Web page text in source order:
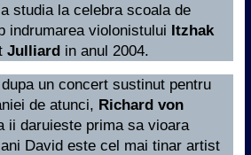
studia la celebra scoala de
indrumarea violonistului Itzhak
Julliardin anul 2004.
un concert sustinut pentru
de atunci, Richard von
ii daruieste prima sa vioara
David este cel mai tinar artist